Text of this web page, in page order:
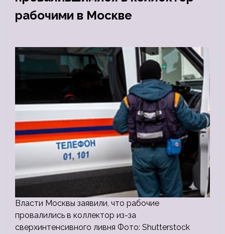
рабочими в Москве
Власти Москвы заявили, что рабочие
провалились в коллектор из-за
сверхинтенсивного ливня Фото: Shutterstock